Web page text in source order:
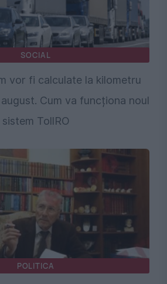
SOCIAL
vor fi calculate la kilometru
Cum va funcționa noul
sistem TollRO
POLITICA